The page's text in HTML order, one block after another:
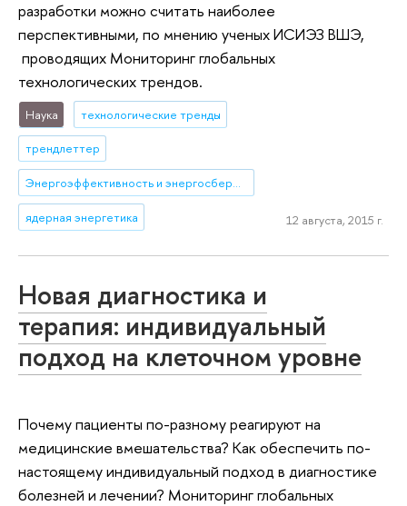
разработки можно считать наиболее
перспективными, по мнению ученых ИСИЭЗ ВШЭ,
проводящих Мониторинг глобальных
технологических трендов.
Наука технологические тренды
трендлеттер
Энергоэффективность и энергосбережение
ядерная энергетика 12 августа, 2015 г.
Новая диагностика и
терапия: индивидуальный
подход на клеточном уровне
Почему пациенты по-разному реагируют на
медицинские вмешательства? Как обеспечить по-
настоящему индивидуальный подход в диагностике
болезней и лечении? Мониторинг глобальных